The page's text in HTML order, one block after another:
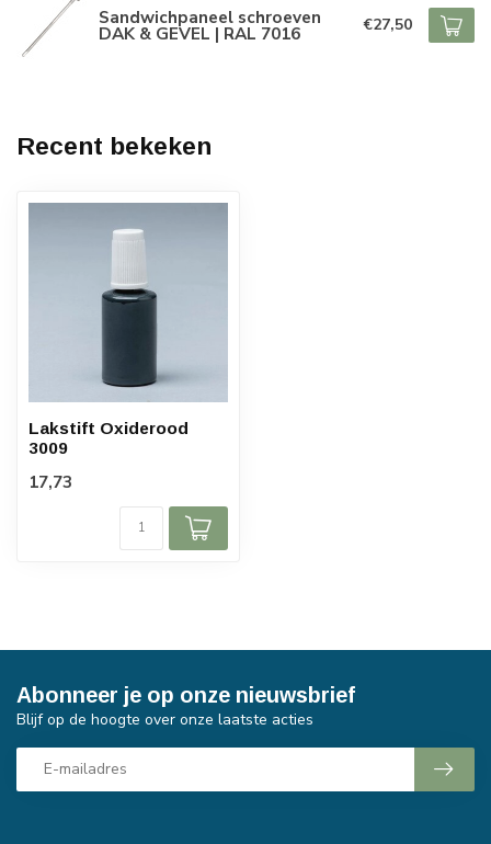
Sandwichpaneel schroeven
DAK & GEVEL | RAL 7016 €27,50
Recent bekeken
Lakstift Oxiderood
3009
17,73
Abonneer je op onze nieuwsbrief
Blijf op de hoogte over onze laatste acties